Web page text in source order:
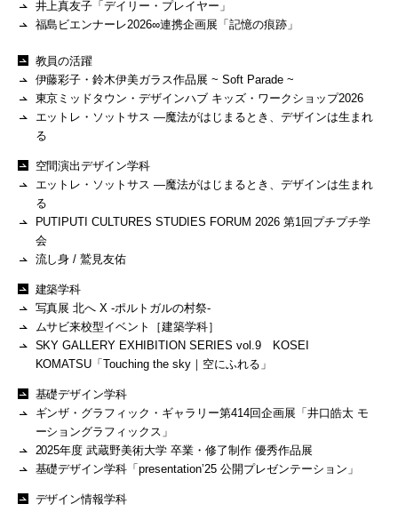
井上真友子「デイリー・プレイヤー」
福島ビエンナーレ2026∞連携企画展「記憶の痕跡」
教員の活躍
伊藤彩子・鈴木伊美ガラス作品展 ~ Soft Parade ~
東京ミッドタウン・デザインハブ キッズ・ワークショップ2026
エットレ・ソットサス —魔法がはじまるとき、デザインは生まれ
る
空間演出デザイン学科
エットレ・ソットサス —魔法がはじまるとき、デザインは生まれ
る
PUTIPUTI CULTURES STUDIES FORUM 2026 第1回プチプチ学
会
流し身 / 鷲見友佑
建築学科
写真展 北へ X -ポルトガルの村祭-
ムサビ来校型イベント［建築学科］
SKY GALLERY EXHIBITION SERIES vol.9 KOSEI
KOMATSU「Touching the sky｜空にふれる」
基礎デザイン学科
ギンザ・グラフィック・ギャラリー第414回企画展「井口皓太 モ
ーショングラフィックス」
2025年度 武蔵野美術大学 卒業・修了制作 優秀作品展
基礎デザイン学科「presentationʼ25 公開プレゼンテーション」
デザイン情報学科